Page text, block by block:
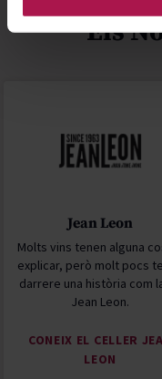
Els
Jean Leon
Molts vins tenen alguna
explicar, però molt pocs
darrere una història com
Jean Leon.
CONEIX EL CELLER
LEON